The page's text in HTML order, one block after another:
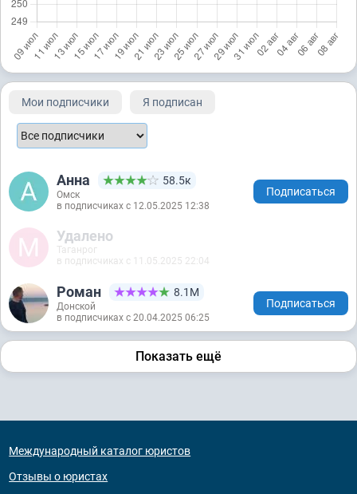
Мои подписчики Я подписан
Анна 58.5к
Омск
в подписчиках с 12.05.2025 12:38
Подписаться
Удалено
Таганрог
в подписчиках с 11.05.2025 22:04
Роман 8.1М
Донской
в подписчиках с 20.04.2025 06:25
Подписаться
Показать ещё
Международный каталог юристов
Отзывы о юристах